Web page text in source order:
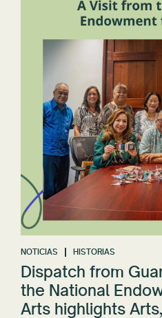
NOTICIAS HISTORIAS
Dispatch from
the National
Arts highlights